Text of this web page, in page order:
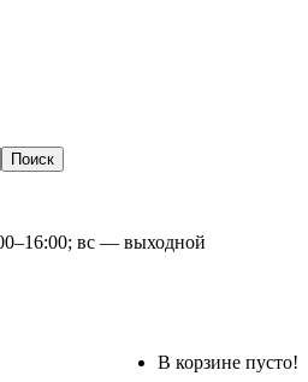
вс — выходной
В корзине пусто!